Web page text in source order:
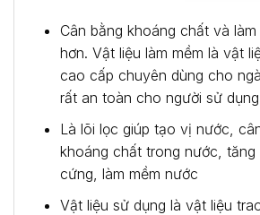
Cân bằng khoáng chất và
hơn. Vật liệu làm mềm là vật
cao cấp chuyên dùng cho
rất an toàn cho người sử
Là lõi lọc giúp tạo vị nước,
khoáng chất trong nước,
cứng, làm mềm nước
Vật liệu sử dụng là vật liệu